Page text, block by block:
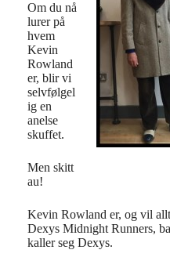
Om du nå
lurer på
hvem
Kevin
Rowland
er, blir vi
selvfølgel
ig en
anelse
skuffet.
Men skitt
au!
Kevin Rowland er, og vil
Dexys Midnight Runners,
kaller seg Dexys.